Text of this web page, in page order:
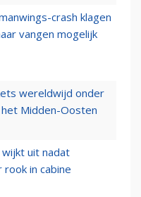
crash klagen
vangen mogelijk
wereldwijd onder
Midden-Oosten
wijkt uit nadat
in cabine